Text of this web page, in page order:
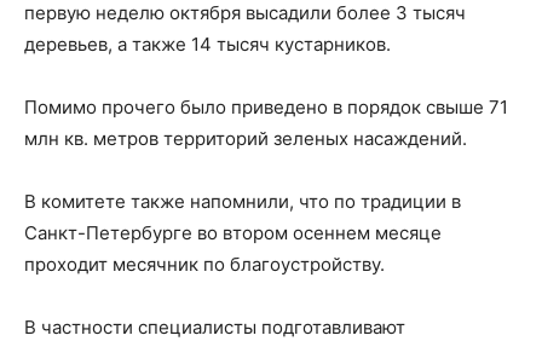
первую неделю октября высадили более 3 тысяч
деревьев, а также 14 тысяч кустарников.
Помимо прочего было приведено в порядок свыше 71
млн кв. метров территорий зеленых насаждений.
В комитете также напомнили, что по традиции в
Санкт-Петербурге во втором осеннем месяце
проходит месячник по благоустройству.
В частности специалисты подготавливают